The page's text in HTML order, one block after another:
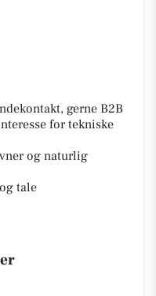
gerne B2B
for tekniske
og naturlig
tale